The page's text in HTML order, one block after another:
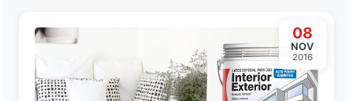
08
NOV
2016